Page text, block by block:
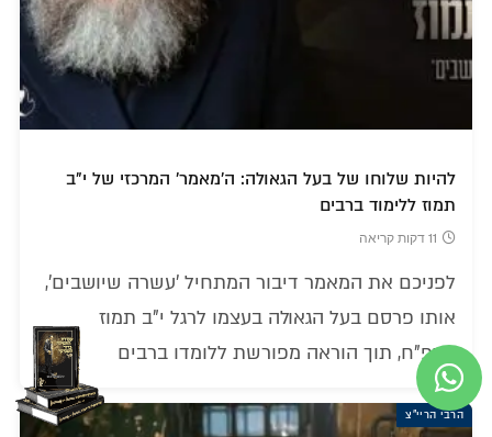
להיות שלוחו של בעל הגאולה: ה'מאמר' המרכזי של י"ב
תמוז ללימוד ברבים
11 דקות קריאה
לפניכם את המאמר דיבור המתחיל 'עשרה שיושבים',
אותו פרסם בעל הגאולה בעצמו לרגל י"ב תמוז
תרפ"ח, תוך הוראה מפורשת ללומדו ברבים
הרבי הריי"צ